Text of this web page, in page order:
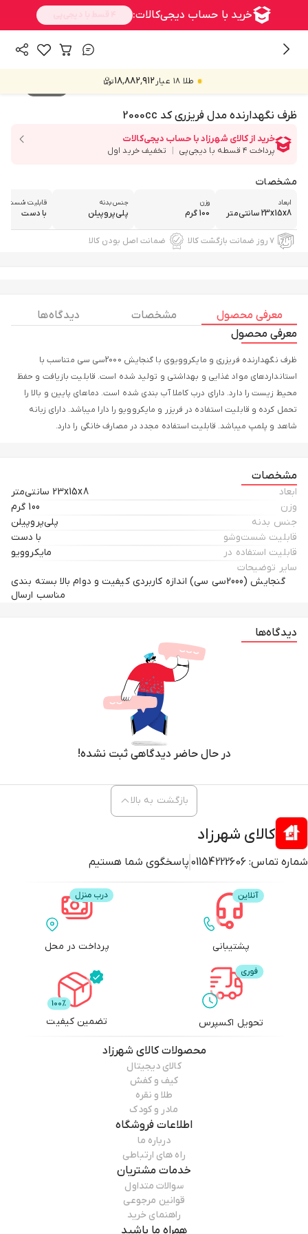
طلا ۱۸ عیار ۱۸٬۸۸۲٬۹۱۲
ظرف نگهدارنده مدل فریزری کد 2000cc
مشخصات
ابعاد
23x15x8 سانتی‌متر
وزن
100 گرم
جنس بدنه
پلی‌پروپیلن
قابلیت
با دست
۷ روز ضمانت بازگشت کالا ضمانت اصل بودن کالا
معرفی محصول مشخصات
دیدگاه ها
معرفی محصول
ظرف نگهدارنده فریزری و مایکروویوی با گنجایش 2000سی سی متناسب با
استانداردهای مواد غذایی و بهداشتی و تولید شده است. قابلیت بازیافت و حفظ
محیط زیست را دارد. دارای درب کاملا آب بندی شده است. دماهای پایین و بالا را
تحمل کرده و قابلیت استفاده در فریزر و مایکروویو را دارا میباشد. دارای زبانه
شاهد و پلمپ میباشد. قابلیت استفاده مجدد در مصارف خانگی را دارد.
مشخصات
ابعاد
23x15x8 سانتی‌متر
وزن
100 گرم
جنس بدنه
پلی‌پروپیلن
قابلیت شست‌وشو
با دست
قابلیت استفاده در
مایکروویو
سایر توضیحات
گنجایش (2000سی سی) اندازه کاربردی کیفیت و دوام بالا بسته بندی
مناسب ارسال
دیدگاه‌ها
در حال حاضر دیدگاهی ثبت نشده!
کالای شهرزاد
شماره تماس: 01154222606 پاسخگوی شما هستیم
بازگشت به بالا
پشتیبانی پرداخت در محل
تحویل اکسپرس تضمین کیفیت
محصولاتکالای شهرزاد
کالای دیجیتال
کیف و کفش
طلا و نقره
مادر و کودک
اطلاعات فروشگاه
درباره ما
راه های ارتباطی
خدمات مشتریان
سوالات متداول
قوانین مرجوعی
راهنمای خرید
همراه ما باشید